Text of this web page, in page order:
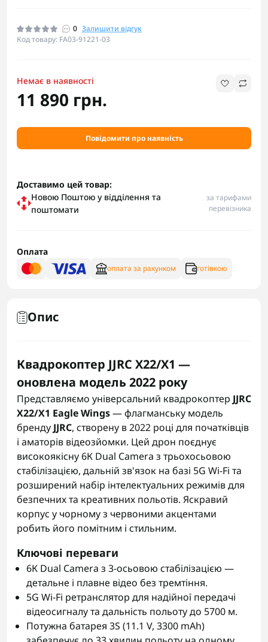
0 Залишити відгук
Код товару: FA03-91221-03
Немає в наявності
11 890 грн.
Повідомити про наявність
Доставимо цей товар:
Новою Поштою у відділення та
поштомати
за тарифами
перевізника
Оплата
оплата за рахунком готівкою
Опис
Квадрокоптер JJRC X22/X1 —
оновлена модель 2022 року
Представляємо універсальний квадрокоптер JJRC
X22/X1 Eagle Wings— флагманську модель
бренду JJRC, створену в 2022 році для початківців
і аматорів відеозйомки. Цей дрон поєднує
високоякісну 6К Dual Camera з трьохосьовою
стабілізацією, дальній зв'язок на базі 5G Wi-Fi та
розширений набір інтелектуальних режимів для
безпечних та креативних польотів. Яскравий
корпус у чорному з червоними акцентами
робить його помітним і стильним.
Ключові переваги
6К Dual Camera з 3-осьовою стабілізацією —
детальне і плавне відео без тремтіння.
5G Wi-Fi ретранслятор для надійної передачі
відеосигналу та дальність польоту до 5700 м.
Потужна батарея 3S (11.1 V, 3300 mAh)